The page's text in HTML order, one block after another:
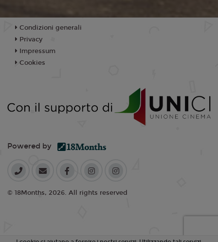
Condizioni generali
Privacy
Impressum
Cookies
Powered by
© 18Months, 2026. All rights reserved